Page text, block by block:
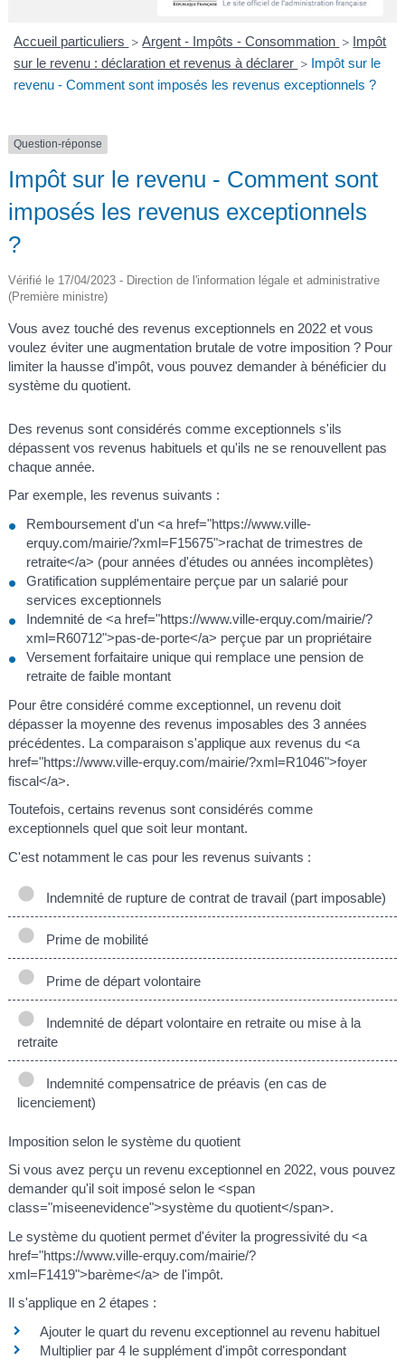
R
Accueil particuliers > Argent - Impôts - Consommation > Impôt
sur le revenu : déclaration et revenus à déclarer > Impôt sur le
revenu - Comment sont imposés les revenus exceptionnels ?
Question-réponse
Impôt sur le revenu - Comment sont
imposés les revenus exceptionnels
?
Vérifié le 17/04/2023 - Direction de l'information légale et administrative
(Première ministre)
Vous avez touché des revenus exceptionnels en 2022 et vous
voulez éviter une augmentation brutale de votre imposition ? Pour
limiter la hausse d'impôt, vous pouvez demander à bénéficier du
système du quotient.
Des revenus sont considérés comme exceptionnels s'ils
dépassent vos revenus habituels et qu'ils ne se renouvellent pas
chaque année.
Par exemple, les revenus suivants :
Remboursement d'un <a href="https://www.ville-
erquy.com/mairie/?xml=F15675">rachat de trimestres de
retraite</a> (pour années d'études ou années incomplètes)
Gratification supplémentaire perçue par un salarié pour
services exceptionnels
Indemnité de <a href="https://www.ville-erquy.com/mairie/?
xml=R60712">pas-de-porte</a> perçue par un propriétaire
Versement forfaitaire unique qui remplace une pension de
retraite de faible montant
Pour être considéré comme exceptionnel, un revenu doit
dépasser la moyenne des revenus imposables des 3 années
précédentes. La comparaison s'applique aux revenus du <a
href="https://www.ville-erquy.com/mairie/?xml=R1046">foyer
fiscal</a>.
Toutefois, certains revenus sont considérés comme
exceptionnels quel que soit leur montant.
C'est notamment le cas pour les revenus suivants :
Indemnité de rupture de contrat de travail (part imposable)
Prime de mobilité
Prime de départ volontaire
Indemnité de départ volontaire en retraite ou mise à la
retraite
Indemnité compensatrice de préavis (en cas de
licenciement)
Imposition selon le système du quotient
Si vous avez perçu un revenu exceptionnel en 2022, vous pouvez
demander qu'il soit imposé selon le <span
class="miseenevidence">système du quotient</span>.
Le système du quotient permet d'éviter la progressivité du <a
href="https://www.ville-erquy.com/mairie/?
xml=F1419">barème</a> de l'impôt.
Il s'applique en 2 étapes :
Ajouter le quart du revenu exceptionnel au revenu habituel
Multiplier par 4 le supplément d'impôt correspondant